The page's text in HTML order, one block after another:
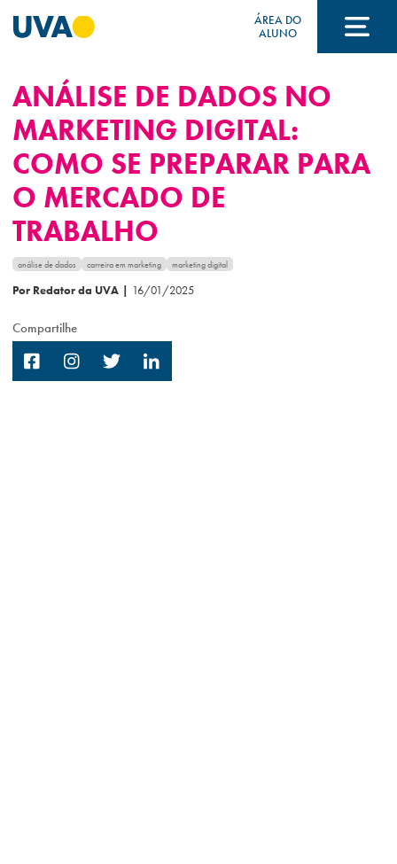
ÁREA DO
ALUNO
A UVA
CURSOS
FORMAS DE INGRESSO
FINANCIAMENTO E BOLSAS
Acontece na UVA
ANÁLISE DE DADOS NO
MARKETING DIGITAL:
COMO SE PREPARAR PARA
O MERCADO DE
TRABALHO
análise de dados carreira em marketing marketing digital
Por Redator da UVA | 16/01/2025
Compartilhe